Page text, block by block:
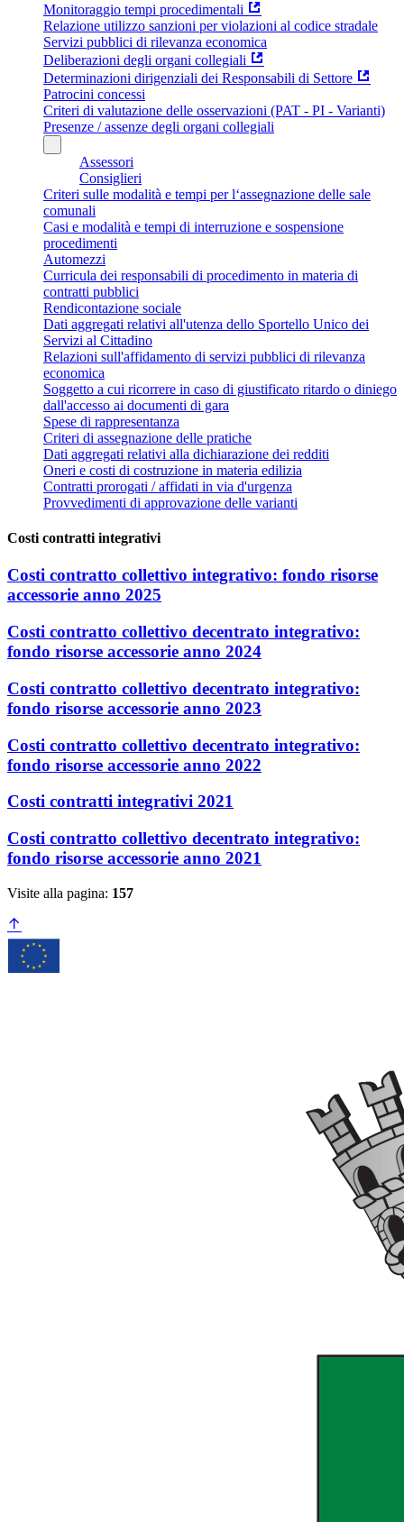
Monitoraggio tempi procedimentali
Relazione utilizzo sanzioni per violazioni al codice stradale
Servizi pubblici di rilevanza economica
Deliberazioni degli organi collegiali
Determinazioni dirigenziali dei Responsabili di Settore
Patrocini concessi
Criteri di valutazione delle osservazioni (PAT - PI - Varianti)
Presenze / assenze degli organi collegiali
Assessori
Consiglieri
Criteri sulle modalità e tempi per l‘assegnazione delle sale
comunali
Casi e modalità e tempi di interruzione e sospensione
procedimenti
Automezzi
Curricula dei responsabili di procedimento in materia di
contratti pubblici
Rendicontazione sociale
Dati aggregati relativi all'utenza dello Sportello Unico dei
Servizi al Cittadino
Relazioni sull'affidamento di servizi pubblici di rilevanza
economica
Soggetto a cui ricorrere in caso di giustificato ritardo o diniego
dall'accesso ai documenti di gara
Spese di rappresentanza
Criteri di assegnazione delle pratiche
Dati aggregati relativi alla dichiarazione dei redditi
Oneri e costi di costruzione in materia edilizia
Contratti prorogati / affidati in via d'urgenza
Provvedimenti di approvazione delle varianti
Costi contratti integrativi
Costi contratto collettivo integrativo: fondo risorse
accessorie anno 2025
Costi contratto collettivo decentrato integrativo:
fondo risorse accessorie anno 2024
Costi contratto collettivo decentrato integrativo:
fondo risorse accessorie anno 2023
Costi contratto collettivo decentrato integrativo:
fondo risorse accessorie anno 2022
Costi contratti integrativi 2021
Costi contratto collettivo decentrato integrativo:
fondo risorse accessorie anno 2021
Visite alla pagina: 157